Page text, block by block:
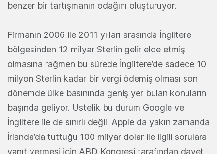
benzer bir tartışmanın odağını oluşturuyor.
Firmanın 2006 ile 2011 yılları arasında İngiltere
bölgesinden 12 milyar Sterlin gelir elde etmiş
olmasına rağmen bu sürede İngiltere’de sadece 10
milyon Sterlin kadar bir vergi ödemiş olması son
dönemde ülke basınında geniş yer bulan konuların
başında geliyor. Üstelik bu durum Google ve
İngiltere ile de sınırlı değil. Apple da yakın zamanda
İrlanda’da tuttuğu 100 milyar dolar ile ilgili sorulara
yanıt vermesi için ABD Kongresi tarafından davet